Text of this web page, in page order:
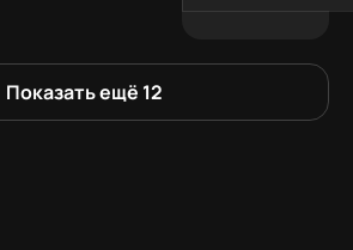
Показать ещё 12